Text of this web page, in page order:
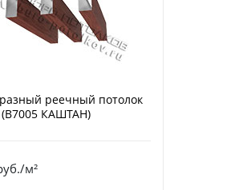
реечный потолок
(B7005 КАШТАН)
м²